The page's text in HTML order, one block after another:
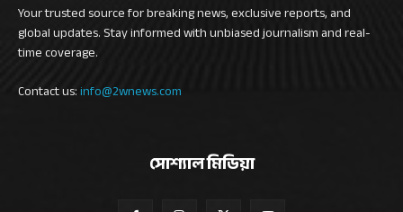
Your trusted source for breaking news, exclusive reports, and
global updates. Stay informed with unbiased journalism and real-
time coverage.
Contact us:info@2wnews.com
সোশ্যাল মিডিয়া